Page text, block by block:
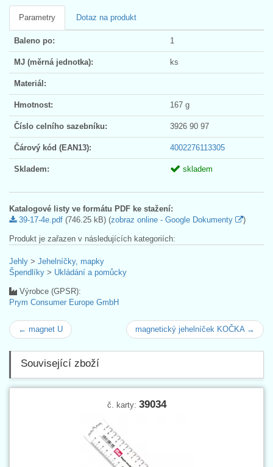
Parametry Dotaz na produkt
Baleno po: 1
MJ (měrná jednotka): ks
Materiál:
Hmotnost: 167 g
Číslo celního sazebníku: 3926 90 97
Čárový kód (EAN13): 4002276113305
Skladem: skladem
Katalogové listy ve formátu PDF ke stažení:
39-17-4e.pdf (746.25 kB) (zobraz online - Google Dokumenty )
Produkt je zařazen v následujících kategoriích:
Jehly > Jehelníčky, mapky
Špendlíky > Ukládání a pomůcky
Výrobce (GPSR):
Prym Consumer Europe GmbH
← magnet U magnetický jehelníček KOČKA →
Související zboží
č. karty: 39034